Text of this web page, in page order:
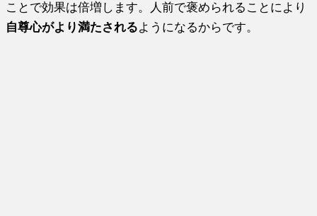
ことで効果は倍増します。人前で褒められることにより
自尊心がより満たされるようになるからです。